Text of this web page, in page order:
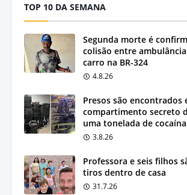
TOP 10 DA SEMANA
Segunda morte é
colisão entre
carro na BR-324
4.8.26
Presos são encontrados
compartimento secreto
uma tonelada de cocaína
3.8.26
Professora e seis filhos
tiros dentro de casa
31.7.26